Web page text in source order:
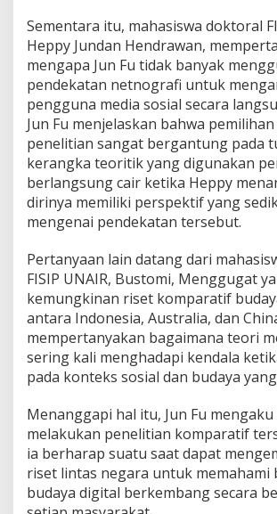
Sementara itu, mahasiswa doktoral
Heppy Jundan Hendrawan,
mengapa Jun Fu tidak banyak
pendekatan netnografi untuk
pengguna media sosial secara
Jun Fu menjelaskan bahwa
penelitian sangat bergantung pada
kerangka teoritik yang digunakan
berlangsung cair ketika Heppy
dirinya memiliki perspektif yang
mengenai pendekatan tersebut.
Pertanyaan lain datang dari
FISIP UNAIR, Bustomi, Menggugat
kemungkinan riset komparatif
antara Indonesia, Australia, dan
mempertanyakan bagaimana teori
sering kali menghadapi kendala
pada konteks sosial dan budaya
Menanggapi hal itu, Jun Fu
melakukan penelitian komparatif
ia berharap suatu saat dapat
riset lintas negara untuk memahami
budaya digital berkembang secara